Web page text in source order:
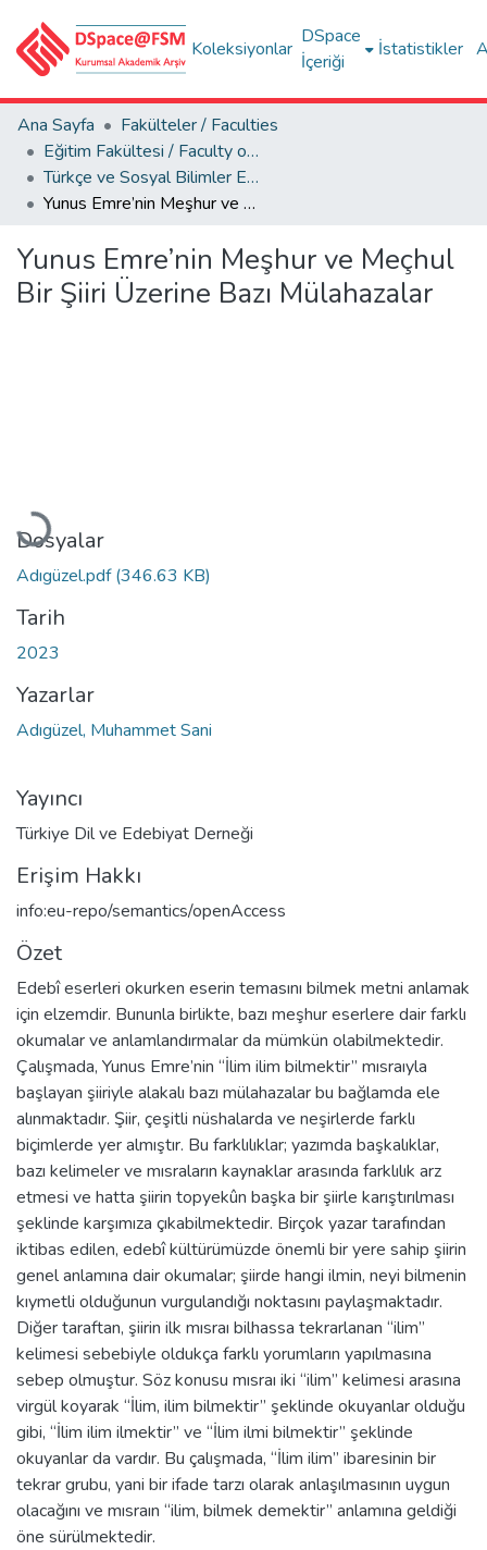
Koleksiyonlar
DSpace
İçeriği
İstatistikler
Ana Sayfa
Fakülteler / Faculties
Eğitim Fakültesi / Faculty of Education
Türkçe ve Sosyal Bilimler Eğitimi Bölümü
Yunus Emre’nin Meşhur ve Meçhul Bir Şiiri Üzerine Bazı Mülahazalar
Yunus Emre’nin Meşhur ve Meçhul
Bir Şiiri Üzerine Bazı Mülahazalar
Yükleniyor...
Dosyalar
Adıgüzel.pdf(346.63 KB)
Tarih
2023
Yazarlar
Adıgüzel, Muhammet Sani
Yayıncı
Türkiye Dil ve Edebiyat Derneği
Erişim Hakkı
info:eu-repo/semantics/openAccess
Özet
Edebî eserleri okurken eserin temasını bilmek metni anlamak
için elzemdir. Bununla birlikte, bazı meşhur eserlere dair farklı
okumalar ve anlamlandırmalar da mümkün olabilmektedir.
Çalışmada, Yunus Emre’nin “İlim ilim bilmektir” mısraıyla
başlayan şiiriyle alakalı bazı mülahazalar bu bağlamda ele
alınmaktadır. Şiir, çeşitli nüshalarda ve neşirlerde farklı
biçimlerde yer almıştır. Bu farklılıklar; yazımda başkalıklar,
bazı kelimeler ve mısraların kaynaklar arasında farklılık arz
etmesi ve hatta şiirin topyekûn başka bir şiirle karıştırılması
şeklinde karşımıza çıkabilmektedir. Birçok yazar tarafından
iktibas edilen, edebî kültürümüzde önemli bir yere sahip şiirin
genel anlamına dair okumalar; şiirde hangi ilmin, neyi bilmenin
kıymetli olduğunun vurgulandığı noktasını paylaşmaktadır.
Diğer taraftan, şiirin ilk mısraı bilhassa tekrarlanan “ilim”
kelimesi sebebiyle oldukça farklı yorumların yapılmasına
sebep olmuştur. Söz konusu mısraı iki “ilim” kelimesi arasına
virgül koyarak “İlim, ilim bilmektir” şeklinde okuyanlar olduğu
gibi, “İlim ilim ilmektir” ve “İlim ilmi bilmektir” şeklinde
okuyanlar da vardır. Bu çalışmada, “İlim ilim” ibaresinin bir
tekrar grubu, yani bir ifade tarzı olarak anlaşılmasının uygun
olacağını ve mısraın “ilim, bilmek demektir” anlamına geldiği
öne sürülmektedir.